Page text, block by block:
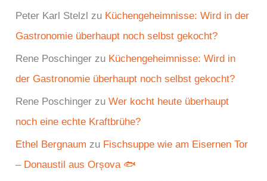
Peter Karl Stelzl zu Küchengeheimnisse: Wird in der
Gastronomie überhaupt noch selbst gekocht?
Rene Poschinger zu Küchengeheimnisse: Wird in
der Gastronomie überhaupt noch selbst gekocht?
Rene Poschinger zuWer kocht heute überhaupt
noch eine echte Kraftbrühe?
Ethel Bergnaum zu Fischsuppe wie am Eisernen Tor
– Donaustil aus Orșova 🐟